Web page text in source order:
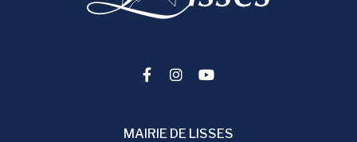
Lien vers le compte Facebook
Lien vers le compte
Lien vers la chaîne
MAIRIE DE LISSES